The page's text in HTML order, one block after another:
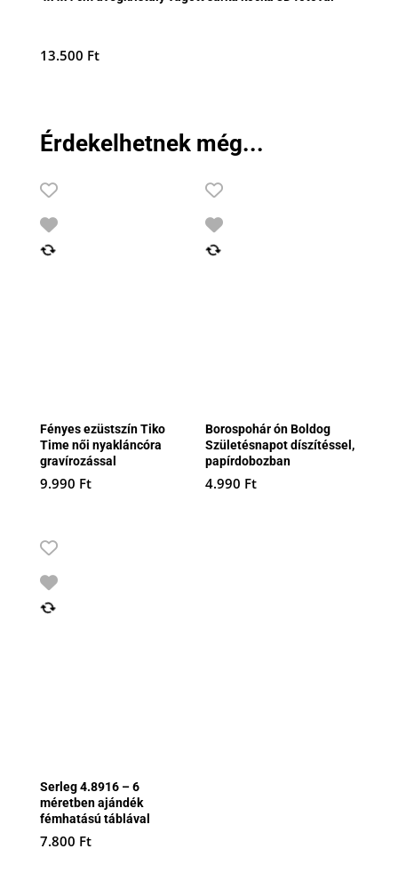
13.500 Ft
Érdekelhetnek még...
Fényes ezüstszín Tiko
Time női nyakláncóra
gravírozással
9.990 Ft
Borospohár ón Boldog
Születésnapot díszítéssel,
papírdobozban
4.990 Ft
Serleg 4.8916 – 6
méretben ajándék
fémhatású táblával
7.800 Ft